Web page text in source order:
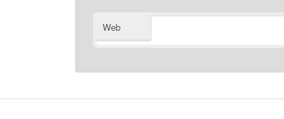
Web